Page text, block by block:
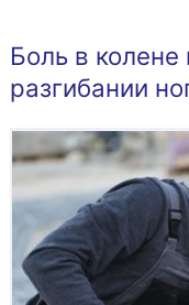
Боль в колене
разгибании